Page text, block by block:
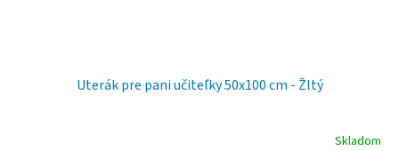
Uterák pre pani učiteľky 50x100 cm - Žltý
Skladom